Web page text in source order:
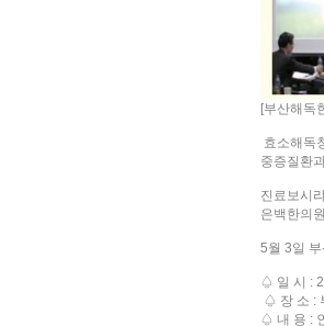
[부산해독
효소해독
중증질환
진료보시
은백한의
5월 3일
♤ 일 시 :
♤ 장 소 :
♤ 내 용 :